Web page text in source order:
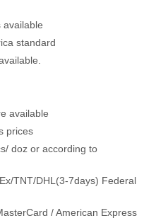
available
standard
available
prices
doz or according to
TNT/DHL(3-7days) Federal
/ American Express